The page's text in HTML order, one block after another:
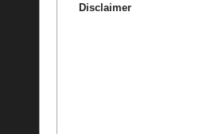
Disclaimer